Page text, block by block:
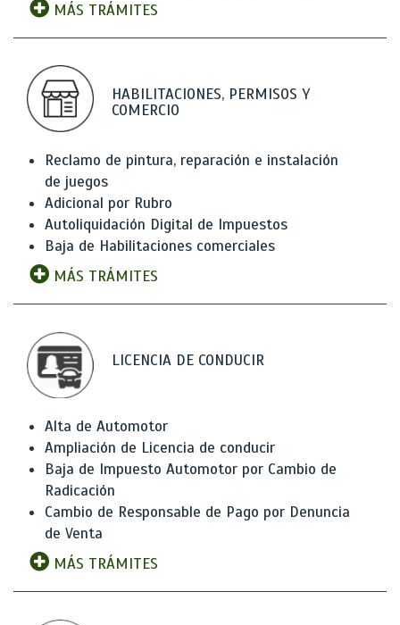
MÁS TRÁMITES
HABILITACIONES, PERMISOS Y
COMERCIO
Reclamo de pintura, reparación e instalación
de juegos
Adicional por Rubro
Autoliquidación Digital de Impuestos
Baja de Habilitaciones comerciales
MÁS TRÁMITES
LICENCIA DE CONDUCIR
Alta de Automotor
Ampliación de Licencia de conducir
Baja de Impuesto Automotor por Cambio de
Radicación
Cambio de Responsable de Pago por Denuncia
de Venta
MÁS TRÁMITES